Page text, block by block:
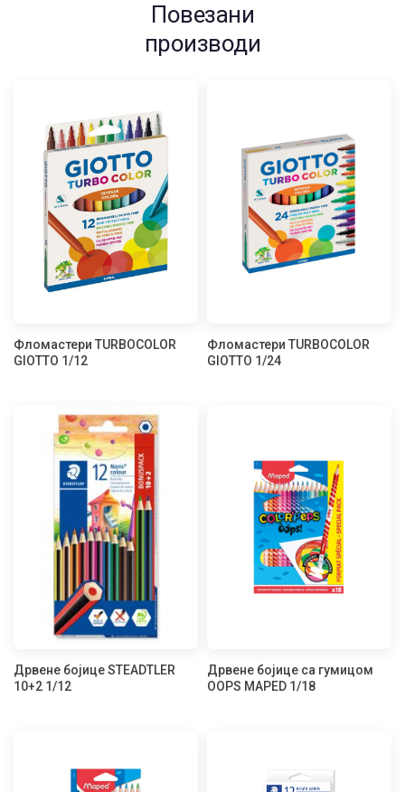
Повезани
производи
Фломастери TURBOCOLOR
GIOTTO 1/12
Фломастери TURBOCOLOR
GIOTTO 1/24
Дрвене бојице STEADTLER
10+2 1/12
Дрвене бојице са гумицом
OOPS MAPED 1/18